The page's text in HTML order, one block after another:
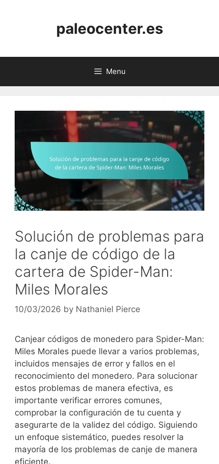
paleocenter.es
Menu
Solución de problemas para
la canje de código de la
cartera de Spider-Man:
Miles Morales
10/03/2026 by Nathaniel Pierce
Canjear códigos de monedero para Spider-Man:
Miles Morales puede llevar a varios problemas,
incluidos mensajes de error y fallos en el
reconocimiento del monedero. Para solucionar
estos problemas de manera efectiva, es
importante verificar errores comunes,
comprobar la configuración de tu cuenta y
asegurarte de la validez del código. Siguiendo
un enfoque sistemático, puedes resolver la
mayoría de los problemas de canje de manera
eficiente.